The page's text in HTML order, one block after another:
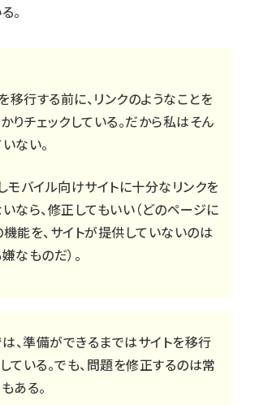
。
移行する前に、リンクのようなことを
りチェックしている。だから私はそん
ない。
モバイル向けサイトに十分なリンクを
なら、修正してもいい（どのページに
能を、サイトが提供していないのは
なものだ）。
、準備ができるまではサイトを移行
ている。でも、問題を修正するのは常
ある。